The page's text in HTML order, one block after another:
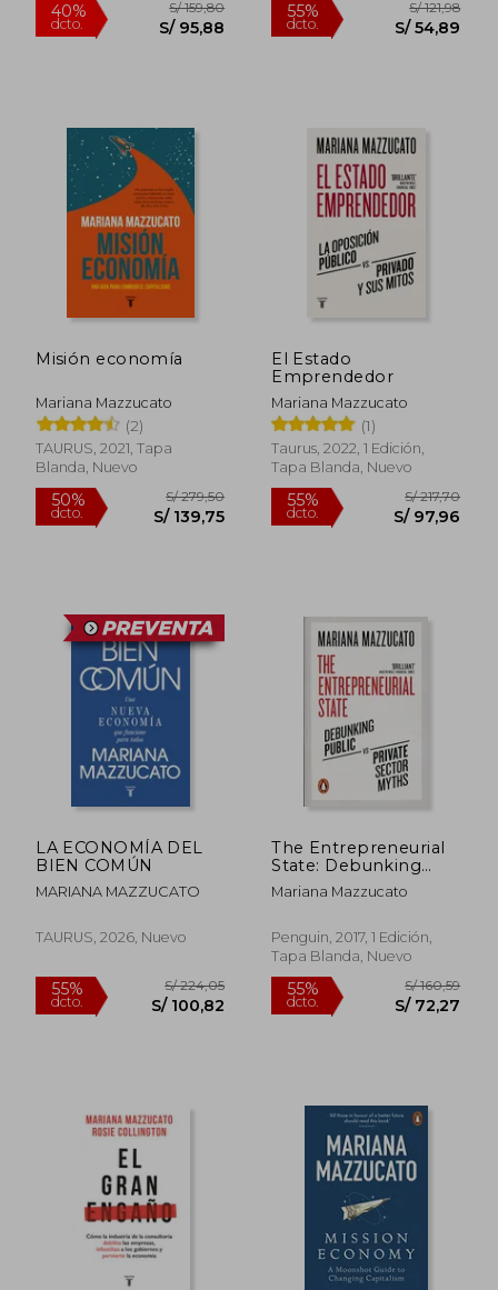
40%
dcto.
Inglés)
55%
dcto.
Misión economía
Mariana Mazzucato
(2)
TAURUS, 2021, Tapa
Blanda, Nuevo
50%
dcto.
S/ 279,50
S/ 139,75
El Estado
Emprendedor
Mariana Mazzucato
(1)
Taurus, 2022, 1 Edición,
Tapa Blanda, Nuevo
55%
dcto.
S/
S/
LA ECONOMÍA DEL
BIEN COMÚN
MARIANA MAZZUCATO
TAURUS, 2026, Nuevo
The Entrepreneurial
State: Debunking
Public vs. Private
Sector Myths (en
Mariana Mazzucato
Penguin, 2017, 1 Edición,
Tapa Blanda, Nuevo